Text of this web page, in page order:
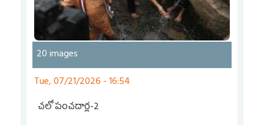
20 images
Tue, 07/21/2026 - 16:54
చ‌లో పంచ‌దార్ల‌-2